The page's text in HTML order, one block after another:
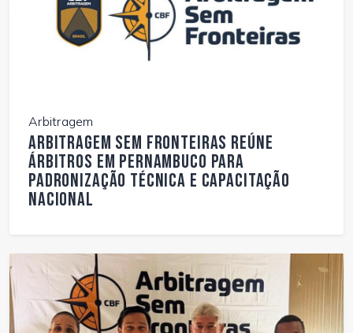
Arbitragem
Arbitragem Sem Fronteiras reúne
árbitros em Pernambuco para
padronização técnica e capacitação
nacional